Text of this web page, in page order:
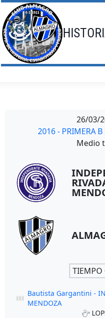
Saltar
al
contenido
26/03/
2016 - PRIMERA
Medio
TIEMPO
Bautista Gargantini -
MENDOZA